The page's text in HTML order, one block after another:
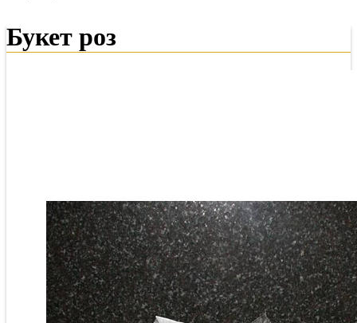
Букет роз